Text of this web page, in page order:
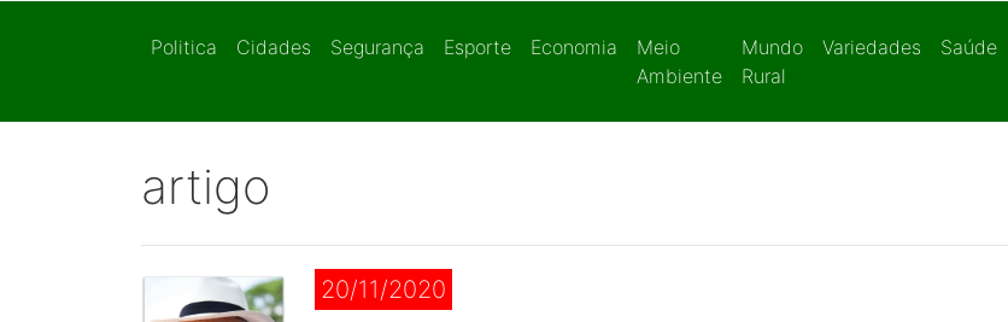
Politica Cidades Segurança Esporte Economia
Meio
Ambiente
Mundo
Rural
Variedades Saúde
artigo
20/11/2020